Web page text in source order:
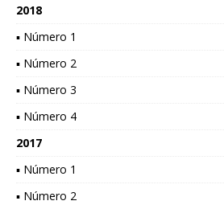
2018
▪ Número 1
▪ Número 2
▪ Número 3
▪ Número 4
2017
▪ Número 1
▪ Número 2